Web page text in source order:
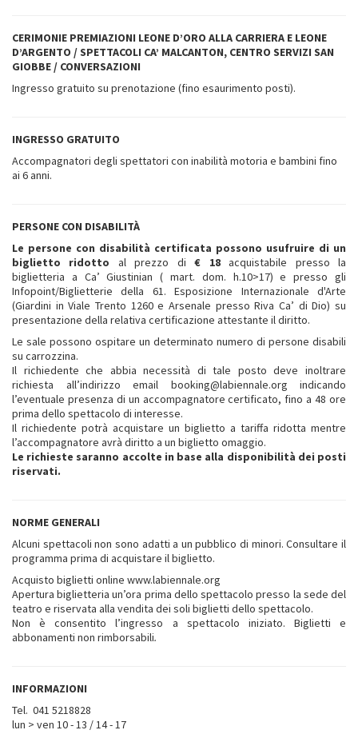
CERIMONIE PREMIAZIONI LEONE D’ORO ALLA CARRIERA E LEONE
D’ARGENTO / SPETTACOLI CA’ MALCANTON, CENTRO SERVIZI SAN
GIOBBE / CONVERSAZIONI
Ingresso gratuito su prenotazione (fino esaurimento posti).
INGRESSO GRATUITO
Accompagnatori degli spettatori con inabilità motoria e bambini fino
ai 6 anni.
PERSONE CON DISABILITÀ
Le persone con disabilità certificata possono usufruire di un
biglietto ridotto al prezzo di€ 18acquistabile presso la
biglietteria a Ca’ Giustinian ( mart. dom. h.10>17) e presso gli
Infopoint/Biglietterie della 61. Esposizione Internazionale d'Arte
(Giardini in Viale Trento 1260 e Arsenale presso Riva Ca’ di Dio) su
presentazione della relativa certificazione attestante il diritto.
Le sale possono ospitare un determinato numero di persone disabili
su carrozzina.
Il richiedente che abbia necessità di tale posto deve inoltrare
richiesta all’indirizzo email booking@labiennale.org indicando
l’eventuale presenza di un accompagnatore certificato, fino a 48 ore
prima dello spettacolo di interesse.
Il richiedente potrà acquistare un biglietto a tariffa ridotta mentre
l’accompagnatore avrà diritto a un biglietto omaggio.
Le richieste saranno accolte in base alla disponibilità dei posti
riservati.
NORME GENERALI
Alcuni spettacoli non sono adatti a un pubblico di minori. Consultare il
programma prima di acquistare il biglietto.
Acquisto biglietti online www.labiennale.org
Apertura biglietteria un’ora prima dello spettacolo presso la sede del
teatro e riservata alla vendita dei soli biglietti dello spettacolo.
Non è consentito l’ingresso a spettacolo iniziato. Biglietti e
abbonamenti non rimborsabili.
INFORMAZIONI
Tel. 041 5218828
lun > ven 10 - 13 / 14 - 17